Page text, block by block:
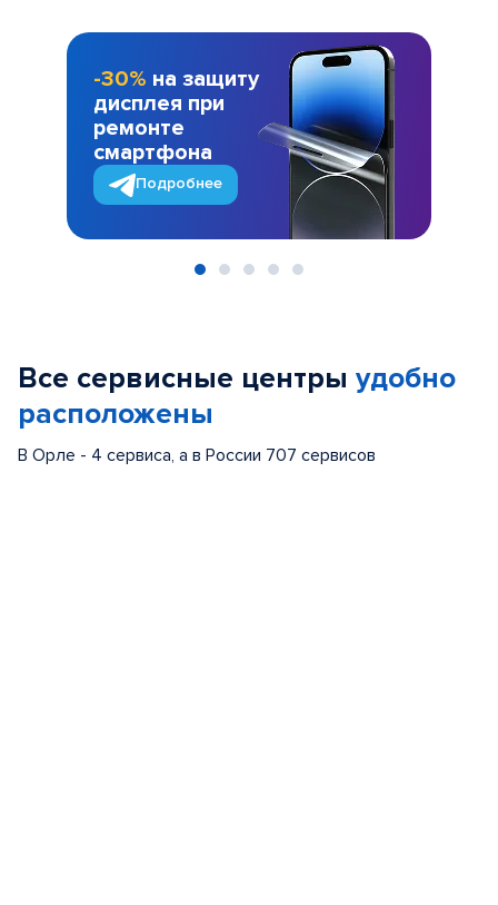
-30% на защиту
дисплея при
ремонте
смартфона
Подробнее
Все сервисные центры удобно
расположены
В Орле - 4 сервиса, а в России 707 сервисов